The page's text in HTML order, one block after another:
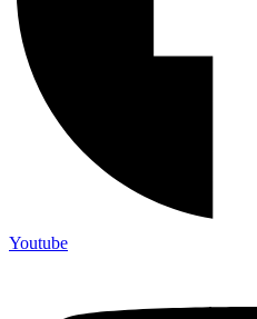
Youtube